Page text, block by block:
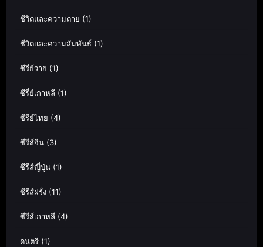
ชีวิตและความตาย (1)
ชีวิตและความสัมพันธ์ (1)
ซีรี่ย์วาย (1)
ซีรี่ย์เกาหลี (1)
ซีรีย์ไทย (4)
ซีรีส์จีน (3)
ซีรีส์ญี่ปุ่น (1)
ซีรีส์ฝรั่ง (11)
ซีรีส์เกาหลี (4)
ดนตรี (1)